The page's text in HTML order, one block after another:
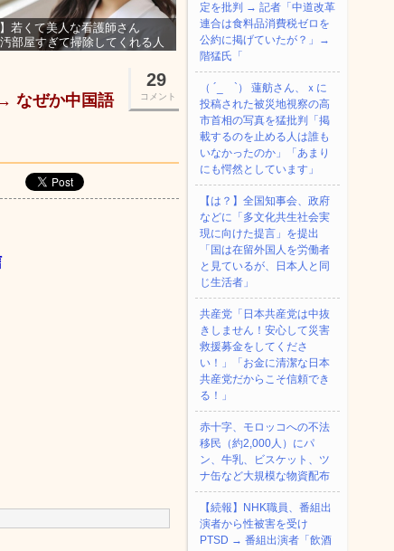
若くて美人な看護師さん
汚部屋すぎて掃除してくれる人
29
コメント
なぜか中国語
定を批判 → 記者「中道改革
連合は食料品消費税ゼロを
公約に掲げていたが？」→
階猛氏「
（ ´_ゝ`） 蓮舫さん、ｘに
投稿された被災地視察の高
市首相の写真を猛批判「掲
載するのを止める人は誰も
いなかったのか」「あまり
にも愕然としています」
【は？】全国知事会、政府
などに「多文化共生社会実
現に向けた提言」を提出
「国は在留外国人を労働者
と見ているが、日本人と同
じ生活者」
共産党「日本共産党は中抜
きしません！安心して災害
救援募金をしてくださ
い！」「お金に清潔な日本
共産党だからこそ信頼でき
る！」
赤十字、モロッコへの不法
移民（約2,000人）にパ
ン、牛乳、ビスケット、ツ
ナ缶など大規模な物資配布
【続報】NHK職員、番組出
演者から性被害を受け
PTSD → 番組出演者「飲酒